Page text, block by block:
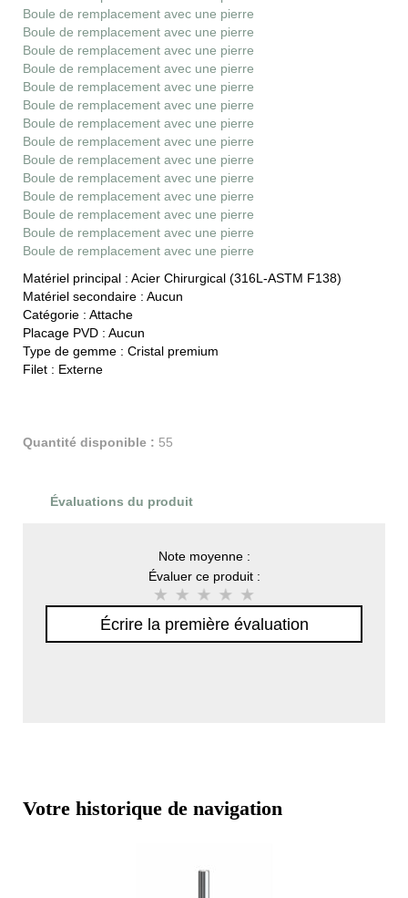
Boule de remplacement avec une pierre
Boule de remplacement avec une pierre
Boule de remplacement avec une pierre
Boule de remplacement avec une pierre
Boule de remplacement avec une pierre
Boule de remplacement avec une pierre
Boule de remplacement avec une pierre
Boule de remplacement avec une pierre
Boule de remplacement avec une pierre
Boule de remplacement avec une pierre
Boule de remplacement avec une pierre
Boule de remplacement avec une pierre
Boule de remplacement avec une pierre
Boule de remplacement avec une pierre
Matériel principal : Acier Chirurgical (316L-ASTM F138)
Matériel secondaire : Aucun
Catégorie : Attache
Placage PVD : Aucun
Type de gemme : Cristal premium
Filet : Externe
Quantité disponible : 55
Évaluations du produit
Note moyenne :
Évaluer ce produit :
Écrire la première évaluation
Votre historique de navigation